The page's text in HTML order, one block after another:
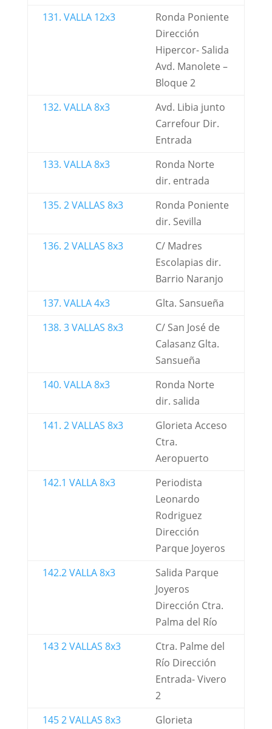
131. VALLA 12x3
Ronda Poniente
Dirección
Hipercor- Salida
Avd. Manolete –
Bloque 2
132. VALLA 8x3
Avd. Libia junto
Carrefour Dir.
Entrada
133. VALLA 8x3
Ronda Norte
dir. entrada
135. 2 VALLAS 8x3
Ronda Poniente
dir. Sevilla
136. 2 VALLAS 8x3
C/ Madres
Escolapias dir.
Barrio Naranjo
137. VALLA 4x3
Glta. Sansueña
138. 3 VALLAS 8x3
C/ San José de
Calasanz Glta.
Sansueña
140. VALLA 8x3
Ronda Norte
dir. salida
141. 2 VALLAS 8x3
Glorieta Acceso
Ctra.
Aeropuerto
142.1 VALLA 8x3
Periodista
Leonardo
Rodriguez
Dirección
Parque Joyeros
142.2 VALLA 8x3
Salida Parque
Joyeros
Dirección Ctra.
Palma del Río
143 2 VALLAS 8x3
Ctra. Palme del
Río Dirección
Entrada- Vivero
2
145 2 VALLAS 8x3
Glorieta